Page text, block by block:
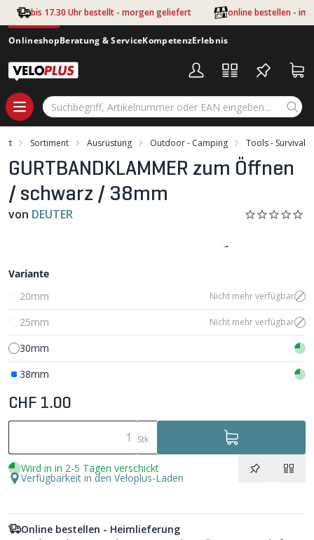
Zum Hauptinhalt springen
bis 17.30 Uhr bestellt - morgen geliefert online bestellen - im
OnlineshopBeratung & ServiceKompetenzErlebnis
Sortiment Ausrüstung Outdoor - Camping Tools - Survival
GURTBANDKLAMMER zum Öffnen
/ schwarz / 38mm
von DEUTER
Variante
20mm
Nicht mehr verfügbar
25mm Nicht mehr verfügbar
30mm
38mm
CHF 1.00
Stk
Wird in in 2-5 Tagen verschickt
Verfügbarkeit in den Veloplus-Läden
Online bestellen - Heimlieferung